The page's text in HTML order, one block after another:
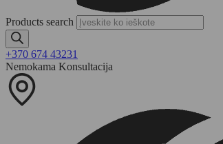
Products search
+370 674 43231
Nemokama Konsultacija